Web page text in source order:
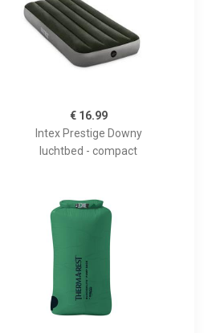
€ 16.99
Intex Prestige Downy
luchtbed - compact